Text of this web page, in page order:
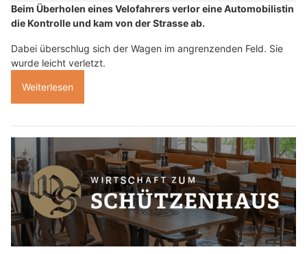
Beim Überholen eines Velofahrers verlor eine Automobilistin
die Kontrolle und kam von der Strasse ab.
Dabei überschlug sich der Wagen im angrenzenden Feld. Sie
wurde leicht verletzt.
Weiterlesen